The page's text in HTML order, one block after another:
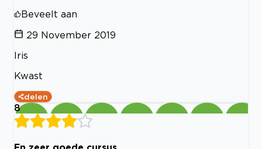
Beveelt aan
29 November 2019
Iris
Kwast
delen
8